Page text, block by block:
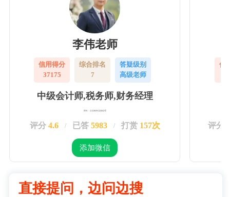
李伟老师
信用得分
37175
综合排名
7
答疑级别
高级老师
中级会计师,税务师,财务经理
擅长：企业账务实操处理
评分 4.6 / 已答 5983 / 打赏 157次
添加微信
信
评分
直接提问，边问边搜